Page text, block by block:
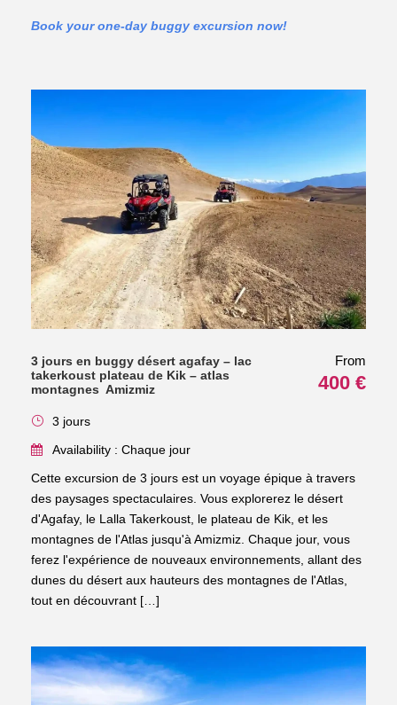
Book your one-day buggy excursion now!
3 jours en buggy désert agafay – lac
takerkoust plateau de Kik – atlas
montagnes Amizmiz
From
400 €
3 jours
Availability : Chaque jour
Cette excursion de 3 jours est un voyage épique à travers
des paysages spectaculaires. Vous explorerez le désert
d'Agafay, le Lalla Takerkoust, le plateau de Kik, et les
montagnes de l'Atlas jusqu'à Amizmiz. Chaque jour, vous
ferez l'expérience de nouveaux environnements, allant des
dunes du désert aux hauteurs des montagnes de l'Atlas,
tout en découvrant […]